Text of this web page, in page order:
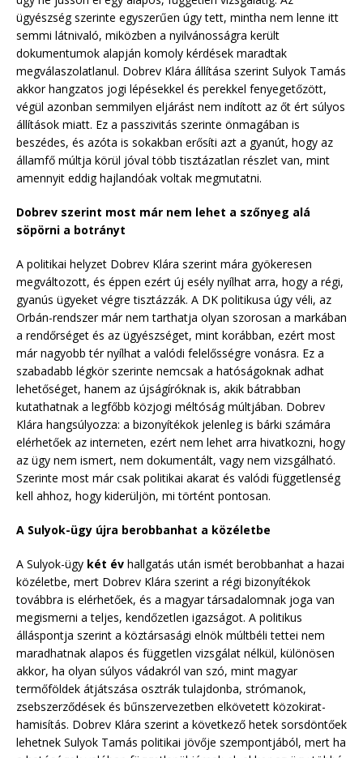
ügyészség szerinte egyszerűen úgy tett, mintha nem lenne itt
semmi látnivaló, miközben a nyilvánosságra került
dokumentumok alapján komoly kérdések maradtak
megválaszolatlanul. Dobrev Klára állítása szerint Sulyok Tamás
akkor hangzatos jogi lépésekkel és perekkel fenyegetőzött,
végül azonban semmilyen eljárást nem indított az őt ért súlyos
állítások miatt. Ez a passzivitás szerinte önmagában is
beszédes, és azóta is sokakban erősíti azt a gyanút, hogy az
államfő múltja körül jóval több tisztázatlan részlet van, mint
amennyit eddig hajlandóak voltak megmutatni.
Dobrev szerint most már nem lehet a szőnyeg alá
söpörni a botrányt
A politikai helyzet Dobrev Klára szerint mára gyökeresen
megváltozott, és éppen ezért új esély nyílhat arra, hogy a régi,
gyanús ügyeket végre tisztázzák. A DK politikusa úgy véli, az
Orbán-rendszer már nem tarthatja olyan szorosan a markában
a rendőrséget és az ügyészséget, mint korábban, ezért most
már nagyobb tér nyílhat a valódi felelősségre vonásra. Ez a
szabadabb légkör szerinte nemcsak a hatóságoknak adhat
lehetőséget, hanem az újságíróknak is, akik bátrabban
kutathatnak a legfőbb közjogi méltóság múltjában. Dobrev
Klára hangsúlyozza: a bizonyítékok jelenleg is bárki számára
elérhetőek az interneten, ezért nem lehet arra hivatkozni, hogy
az ügy nem ismert, nem dokumentált, vagy nem vizsgálható.
Szerinte most már csak politikai akarat és valódi függetlenség
kell ahhoz, hogy kiderüljön, mi történt pontosan.
A Sulyok-ügy újra berobbanhat a közéletbe
A Sulyok-ügy két év hallgatás után ismét berobbanhat a hazai
közéletbe, mert Dobrev Klára szerint a régi bizonyítékok
továbbra is elérhetőek, és a magyar társadalomnak joga van
megismerni a teljes, kendőzetlen igazságot. A politikus
álláspontja szerint a köztársasági elnök múltbéli tettei nem
maradhatnak alapos és független vizsgálat nélkül, különösen
akkor, ha olyan súlyos vádakról van szó, mint magyar
termőföldek átjátszása osztrák tulajdonba, strómanok,
zsebszerződések és bűnszervezetben elkövetett közokirat-
hamisítás. Dobrev Klára szerint a következő hetek sorsdöntőek
lehetnek Sulyok Tamás politikai jövője szempontjából, mert ha